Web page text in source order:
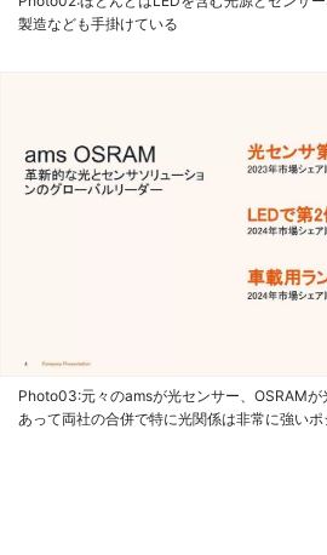
製造なども手掛けている
Photo03:元々のamsが光センサー、OSRAMが
あって両社の合併で特に光関係は非常に強い